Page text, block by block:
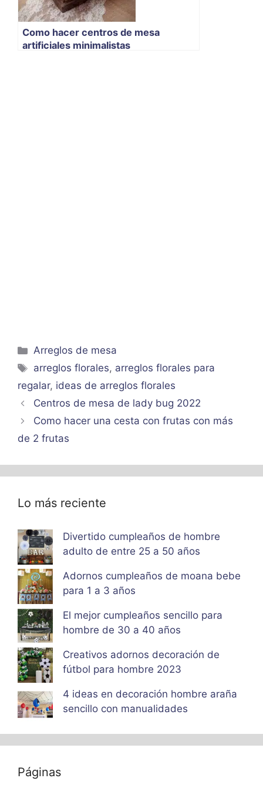
Como hacer centros de mesa
artificiales minimalistas
Categorías
Arreglos de mesa
Etiquetas
arreglos florales, arreglos florales para
regalar, ideas de arreglos florales
Centros de mesa de lady bug 2022
Como hacer una cesta con frutas con más
de 2 frutas
Lo más reciente
Divertido cumpleaños de hombre
adulto de entre 25 a 50 años
Adornos cumpleaños de moana bebe
para 1 a 3 años
El mejor cumpleaños sencillo para
hombre de 30 a 40 años
Creativos adornos decoración de
fútbol para hombre 2023
4 ideas en decoración hombre araña
sencillo con manualidades
Páginas